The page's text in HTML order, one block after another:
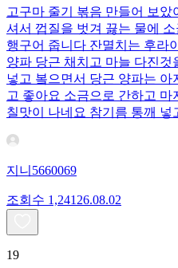
고구마 줄기 볶음 만들어 보
셔서 껍질을 벗겨 끓는 물에
행구어 줍니다 잔멸치는 후라
양파 당근 채치고 마늘 다진것
넣고 봌으면서 당근 양파는
고 좋아요 소금으로 간하고
칠맛이 나네요 참기름 통깨 넣
지니5660069
조회수 1,241 26.08.02
19